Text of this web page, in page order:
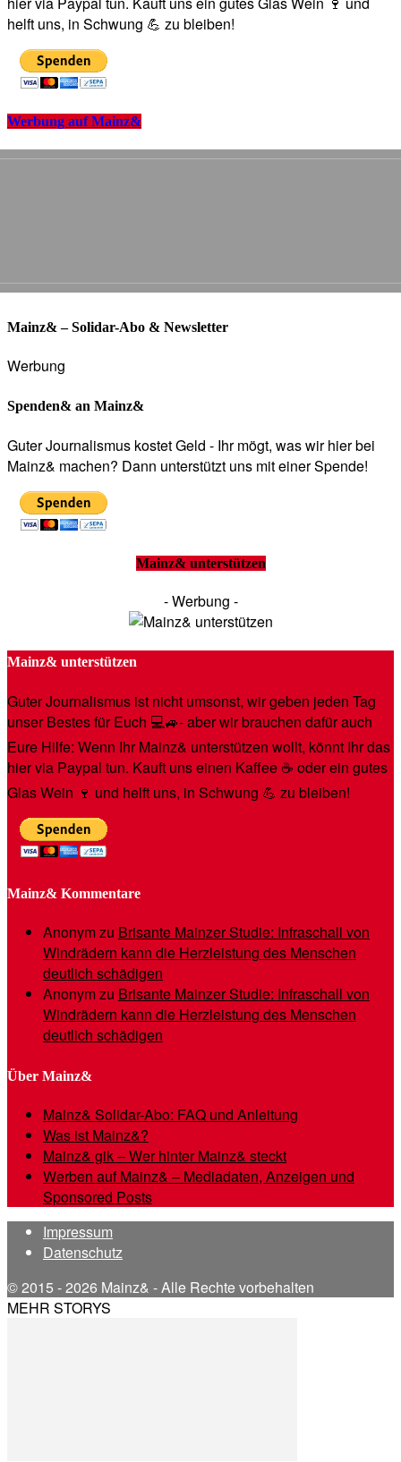
helft uns, in Schwung 💪 zu bleiben!
Werbung auf Mainz&
Mainz& – Solidar-Abo & Newsletter
Werbung
Spenden& an Mainz&
Guter Journalismus kostet Geld - Ihr mögt, was wir hier bei
Mainz& machen? Dann unterstützt uns mit einer Spende!
Mainz& unterstützen
- Werbung -
Mainz& unterstützen
Guter Journalismus ist nicht umsonst, wir geben jeden Tag
unser Bestes für Euch 💻🚙- aber wir brauchen dafür auch
Eure Hilfe: Wenn Ihr Mainz& unterstützen wollt, könnt Ihr das
hier via Paypal tun. Kauft uns einen Kaffee ☕️ oder ein gutes
Glas Wein 🍷 und helft uns, in Schwung 💪 zu bleiben!
Mainz& Kommentare
Anonymzu Brisante Mainzer Studie: Infraschall von
Windrädern kann die Herzleistung des Menschen
deutlich schädigen
Anonymzu Brisante Mainzer Studie: Infraschall von
Windrädern kann die Herzleistung des Menschen
deutlich schädigen
Über Mainz&
Mainz& Solidar-Abo: FAQ und Anleitung
Was ist Mainz&?
Mainz& gik – Wer hinter Mainz& steckt
Werben auf Mainz& – Mediadaten, Anzeigen und
Sponsored Posts
Impressum
Datenschutz
© 2015 - 2026 Mainz& - Alle Rechte vorbehalten
MEHR STORYS